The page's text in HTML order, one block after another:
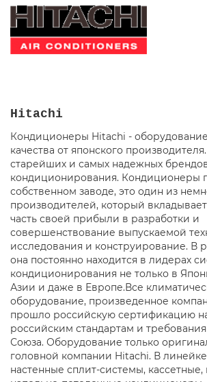
Hitachi
Кондиционеры Hitachi -
качества от японского
старейших и самых надежных
кондиционирования. Кондиционеры
собственном заводе, это один из
производителей, который
часть своей прибыли в разработки и
совершенствование выпускаемой
исследования и конструирование. В
она постоянно находится в лидерах
кондиционирования не только в
Азии и даже в Европе.Все
оборудование, произведенное
прошло российскую сертификацию
российским стандартам и
Союза. Оборудование только
головной компании Hitachi. В
настенные сплит-системы, кассетные,